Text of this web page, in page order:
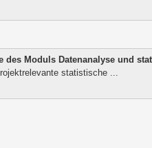
des Moduls Datenanalyse und
statistische ...